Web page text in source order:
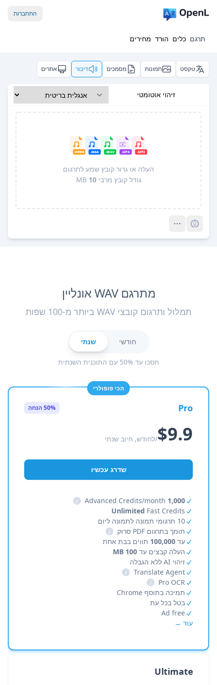
התחברות
תרגם כלים הורד מחירים
טקסט תמונות מסמכים דיבור אתרים
זיהוי אוטומטי
העלה או גרור קובץ שמע לתרגום
גודל קובץ מרבי10
MB
מתרגם WAV אונליין
תמלול ותרגום קובצי WAV ביותר מ-100 שפות
חודשי שנתי
חסכו עד 50% עם התוכנית השנתית
הכי פופולרי
Pro 50% הנחה
$9.9/לחודש, חיוב שנתי
שדרג עכשיו
1,000
i
Unlimited Fast Credits
10 תרגומי תמונה לתמונה ליום
תומך בתרגום PDF סרוק
i
עד 100,000 תווים בבת אחת
העלה קבצים עד 100 MB
זיהוי AI ללא הגבלה
Translate Agent
i
Pro OCR
i
תמיכה בתוסף Chrome
בטל בכל עת
Ad free
עוד →
Ultimate